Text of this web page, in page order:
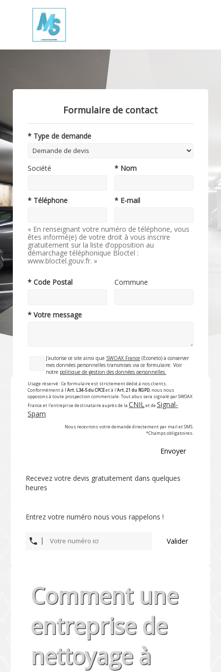
Formulaire de contact
* Type de demande
Société * Nom
* Téléphone * E-mail
« En renseignant votre numéro de téléphone, vous
êtes informé(e) de votre droit à vous inscrire
gratuitement sur la liste d’opposition au
démarchage téléphonique Bloctel :
www.bloctel.gouv.fr. »
* Code Postal Commune
* Votre message
J'autorise ce site ainsi que SWOAX France (Econeto) à conserver
mes données personnelles transmises via ce formulaire. Voir
notre politique de gestion des données personnelles.
Usage réservé : Ce formulaire est strictement dédié à nos clients.
Conformément à l'Art. L34-5 du CPCEet à l'Art. 21 du RGPD, nous nous
opposons à toute prospection commerciale. Tout abus sera signalé par SWOAX
France et l'entreprise destinataire auprès de la CNILet de Signal-
Spam.
Nous recevrons votre demande directement par mail et SMS.
*Champs obligatoires.
Envoyer
Recevez votre devis gratuitement dans quelques
heures
Entrez votre numéro nous vous rappelons !
Valider
Comment une
entreprise de
nettoyage à